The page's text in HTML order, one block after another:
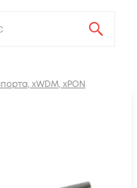
xWDM, xPON